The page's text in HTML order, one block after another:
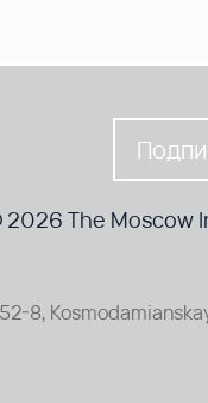
The Moscow
52-8,